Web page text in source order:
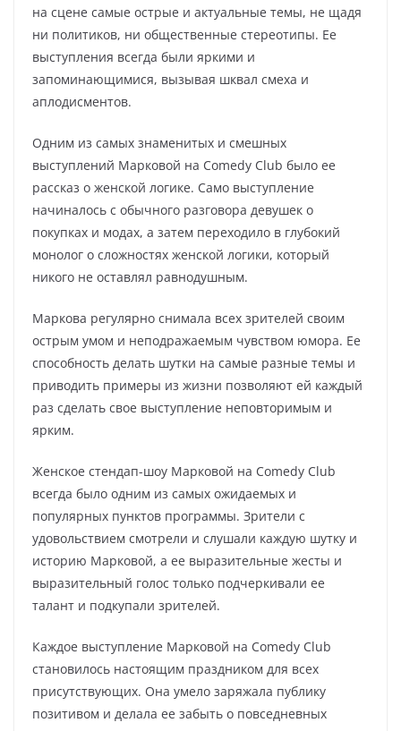
на сцене самые острые и актуальные темы, не щадя
ни политиков, ни общественные стереотипы. Ее
выступления всегда были яркими и
запоминающимися, вызывая шквал смеха и
аплодисментов.
Одним из самых знаменитых и смешных
выступлений Марковой на Comedy Club было ее
рассказ о женской логике. Само выступление
начиналось с обычного разговора девушек о
покупках и модах, а затем переходило в глубокий
монолог о сложностях женской логики, который
никого не оставлял равнодушным.
Маркова регулярно снимала всех зрителей своим
острым умом и неподражаемым чувством юмора. Ее
способность делать шутки на самые разные темы и
приводить примеры из жизни позволяют ей каждый
раз сделать свое выступление неповторимым и
ярким.
Женское стендап-шоу Марковой на Comedy Club
всегда было одним из самых ожидаемых и
популярных пунктов программы. Зрители с
удовольствием смотрели и слушали каждую шутку и
историю Марковой, а ее выразительные жесты и
выразительный голос только подчеркивали ее
талант и подкупали зрителей.
Каждое выступление Марковой на Comedy Club
становилось настоящим праздником для всех
присутствующих. Она умело заряжала публику
позитивом и делала ее забыть о повседневных